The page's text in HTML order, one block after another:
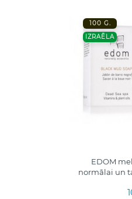
100 G.
IZRAĒLA
EDOM
normālai un